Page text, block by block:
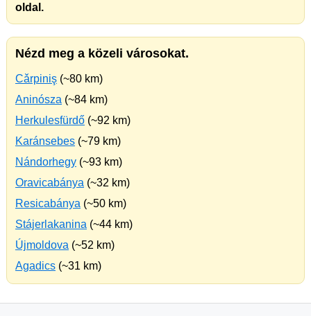
oldal.
Nézd meg a közeli városokat.
Cǎrpiniş (~80 km)
Aninósza (~84 km)
Herkulesfürdő (~92 km)
Karánsebes (~79 km)
Nándorhegy (~93 km)
Oravicabánya (~32 km)
Resicabánya (~50 km)
Stájerlakanina (~44 km)
Újmoldova (~52 km)
Agadics (~31 km)